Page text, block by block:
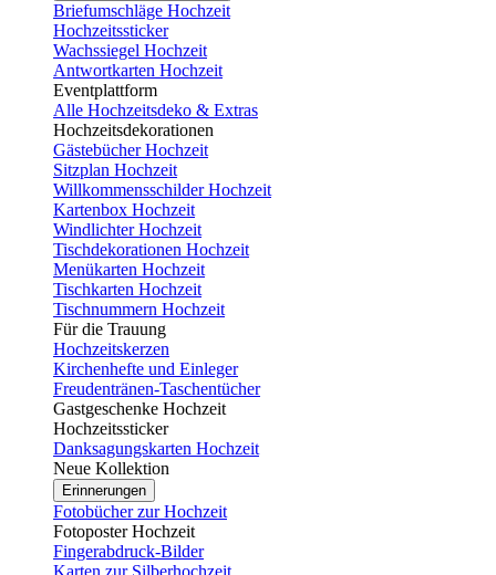
Briefumschläge Hochzeit
Hochzeitssticker
Wachssiegel Hochzeit
Antwortkarten Hochzeit
Eventplattform
Alle Hochzeitsdeko & Extras
Hochzeitsdekorationen
Gästebücher Hochzeit
Sitzplan Hochzeit
Willkommensschilder Hochzeit
Kartenbox Hochzeit
Windlichter Hochzeit
Tischdekorationen Hochzeit
Menükarten Hochzeit
Tischkarten Hochzeit
Tischnummern Hochzeit
Für die Trauung
Hochzeitskerzen
Kirchenhefte und Einleger
Freudentränen-Taschentücher
Gastgeschenke Hochzeit
Hochzeitssticker
Danksagungskarten Hochzeit
Neue Kollektion
Erinnerungen
Fotobücher zur Hochzeit
Fotoposter Hochzeit
Fingerabdruck-Bilder
Karten zur Silberhochzeit